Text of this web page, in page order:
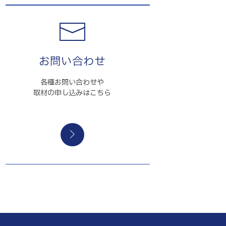
お問い合わせ
各種お問い合わせや
取材の申し込みはこちら